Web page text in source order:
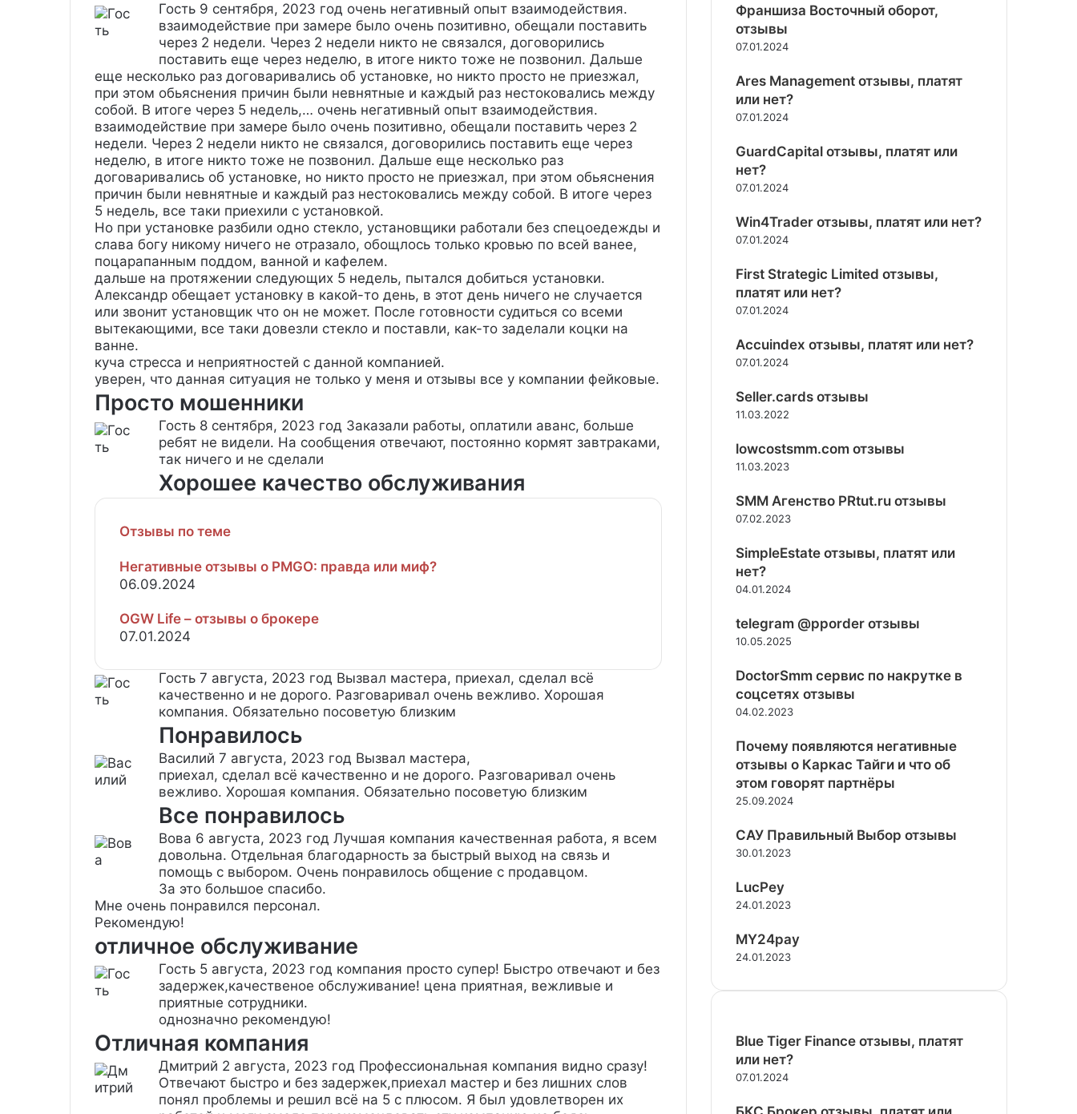
Гость 9 сентября, 2023 год очень негативный опыт взаимодействия.
взаимодействие при замере было очень позитивно, обещали поставить
через 2 недели. Через 2 недели никто не связался, договорились
поставить еще через неделю, в итоге никто тоже не позвонил. Дальше
еще несколько раз договаривались об установке, но никто просто не приезжал,
при этом обьяснения причин были невнятные и каждый раз нестоковались между
собой. В итоге через 5 недель,… очень негативный опыт взаимодействия.
взаимодействие при замере было очень позитивно, обещали поставить через 2
недели. Через 2 недели никто не связался, договорились поставить еще через
неделю, в итоге никто тоже не позвонил. Дальше еще несколько раз
договаривались об установке, но никто просто не приезжал, при этом обьяснения
причин были невнятные и каждый раз нестоковались между собой. В итоге через
5 недель, все таки приехили с установкой.
Но при установке разбили одно стекло, установщики работали без спецоедежды и
слава богу никому ничего не отразало, обощлось только кровью по всей ванее,
поцарапанным поддом, ванной и кафелем.
дальше на протяжении следующих 5 недель, пытался добиться установки.
Александр обещает установку в какой-то день, в этот день ничего не случается
или звонит установщик что он не может. После готовности судиться со всеми
вытекающими, все таки довезли стекло и поставли, как-то заделали коцки на
ванне.
куча стресса и неприятностей с данной компанией.
уверен, что данная ситуация не только у меня и отзывы все у компании фейковые.
Просто мошенники
Гость 8 сентября, 2023 год Заказали работы, оплатили аванс, больше
ребят не видели. На сообщения отвечают, постоянно кормят завтраками,
так ничего и не сделали
Хорошее качество обслуживания
Отзывы по теме
Негативные отзывы о PMGO: правда или миф?
06.09.2024
OGW Life – отзывы о брокере
07.01.2024
Гость 7 августа, 2023 год Вызвал мастера, приехал, сделал всё
качественно и не дорого. Разговаривал очень вежливо. Хорошая
компания. Обязательно посоветую близким
Понравилось
Василий 7 августа, 2023 год Вызвал мастера,
приехал, сделал всё качественно и не дорого. Разговаривал очень
вежливо. Хорошая компания. Обязательно посоветую близким
Все понравилось
Вова 6 августа, 2023 год Лучшая компания качественная работа, я всем
довольна. Отдельная благодарность за быстрый выход на связь и
помощь с выбором. Очень понравилось общение с продавцом.
За это большое спасибо.
Мне очень понравился персонал.
Рекомендую!
отличное обслуживание
Гость 5 августа, 2023 год компания просто супер! Быстро отвечают и без
задержек,качественое обслуживание! цена приятная, вежливые и
приятные сотрудники.
однозначно рекомендую!
Отличная компания
Дмитрий 2 августа, 2023 год Профессиональная компания видно сразу!
Отвечают быстро и без задержек,приехал мастер и без лишних слов
понял проблемы и решил всё на 5 с плюсом. Я был удовлетворен их
Франшиза Восточный оборот,
отзывы
07.01.2024
Ares Management отзывы, платят
или нет?
07.01.2024
GuardCapital отзывы, платят или
нет?
07.01.2024
Win4Trader отзывы, платят или нет?
07.01.2024
First Strategic Limited отзывы,
платят или нет?
07.01.2024
Accuindex отзывы, платят или нет?
07.01.2024
Seller.cards отзывы
11.03.2022
lowcostsmm.com отзывы
11.03.2023
SMM Агенство PRtut.ru отзывы
07.02.2023
SimpleEstate отзывы, платят или
нет?
04.01.2024
telegram @pporder отзывы
10.05.2025
DoctorSmm сервис по накрутке в
соцсетях отзывы
04.02.2023
Почему появляются негативные
отзывы о Каркас Тайги и что об
этом говорят партнёры
25.09.2024
САУ Правильный Выбор отзывы
30.01.2023
LucPey
24.01.2023
MY24pay
24.01.2023
Blue Tiger Finance отзывы, платят
или нет?
07.01.2024